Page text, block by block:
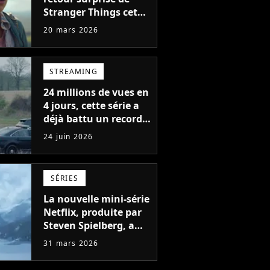
Stranger Things cet
été avec sa version
décision historique
20 mars 2026
STREAMING
24 millions de vues en
4 jours, cette série a
déjà battu un record
en 2026 sur Netflix
24 juin 2026
SÉRIES
La nouvelle mini-série
Netflix, produite par
Steven Spielberg, a
déjà cumulé plus de
31 mars 2026